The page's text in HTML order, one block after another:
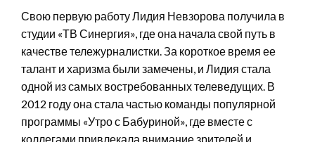
Свою первую работу Лидия Невзорова получила в
студии «ТВ Синергия», где она начала свой путь в
качестве тележурналистки. За короткое время ее
талант и харизма были замечены, и Лидия стала
одной из самых востребованных телеведущих. В
2012 году она стала частью команды популярной
программы «Утро с Бабуриной», где вместе с
коллегами привлекала внимание зрителей и